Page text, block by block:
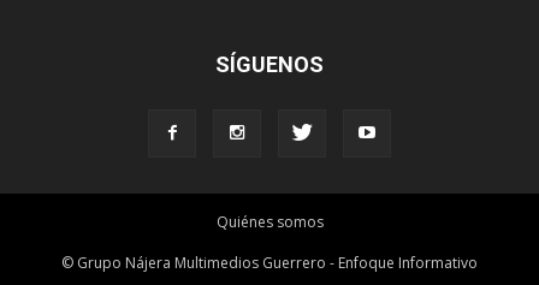
SÍGUENOS
Quiénes somos
© Grupo Nájera Multimedios Guerrero - Enfoque Informativo